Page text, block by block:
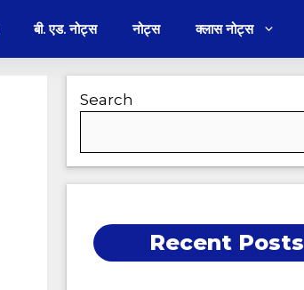
बी. एड. नोट्स नोट्स क्लास नोट्स
Search
Recent Posts